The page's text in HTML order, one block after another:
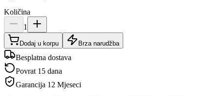
Količina
1
Dodaj u korpu Brza narudžba
Besplatna dostava
Povrat 15 dana
Garancija 12 Mjeseci